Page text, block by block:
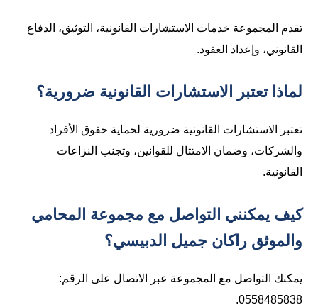
تقدم المجموعة خدمات الاستشارات القانونية، التوثيق، الدفاع
القانوني، وإعداد العقود.
لماذا تعتبر الاستشارات القانونية ضرورية؟
تعتبر الاستشارات القانونية ضرورية لحماية حقوق الأفراد
والشركات، وضمان الامتثال للقوانين، وتجنب النزاعات
القانونية.
كيف يمكنني التواصل مع مجموعة المحامي
والموثق راكان جميل الدبيسي؟
يمكنك التواصل مع المجموعة عبر الاتصال على الرقم:
⁦0558485838⁩.